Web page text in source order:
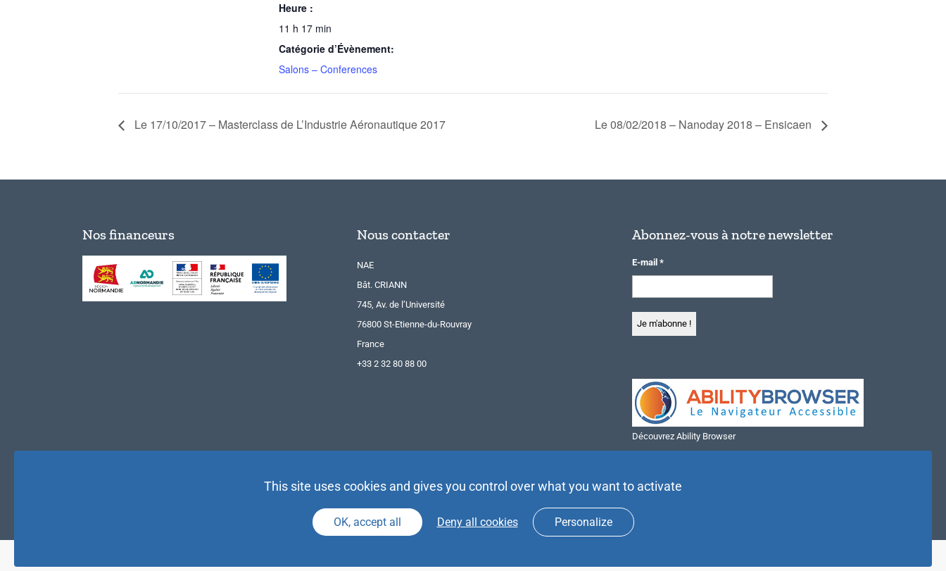
Heure :
11 h 17 min
Catégorie d’Évènement:
Salons – Conferences
Le 17/10/2017 – Masterclass de L’Industrie Aéronautique 2017 Le 08/02/2018 – Nanoday 2018 – Ensicaen
Nos financeurs Nous contacter
NAE
Bât. CRIANN
745, Av. de l’Université
76800 St-Etienne-du-Rouvray
France
+33 2 32 80 88 00
Abonnez-vous à notre newsletter
E-mail *
Découvrez Ability Browser
This site uses cookies and gives you control over what you want to activate
OK, accept all Deny all cookies Personalize